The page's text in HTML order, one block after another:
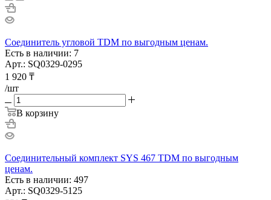
Соединитель угловой TDM по выгодным ценам.
Есть в наличии: 7
Арт.: SQ0329-0295
1 920 ₸
/шт
В корзину
Соединительный комплект SYS 467 TDM по выгодным
ценам.
Есть в наличии: 497
Арт.: SQ0329-5125